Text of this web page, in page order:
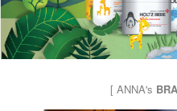
[ ANNA's